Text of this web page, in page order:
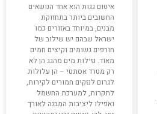
איטום גגות הוא אחד הנושאים
החשובים ביותר בתחזוקת
מבנים, במיוחד באזורים כמו
ישראל שבהם יש שילוב של
חורפים גשומים וקיצים חמים
מאוד. נזילות מים מהגג הן לא
רק מטרד אסתטי – הן עלולות
לגרום לנזקים חמורים לקירות,
לתקרות, למערכת החשמל
ואפילו ליציבות המבנה לאורך